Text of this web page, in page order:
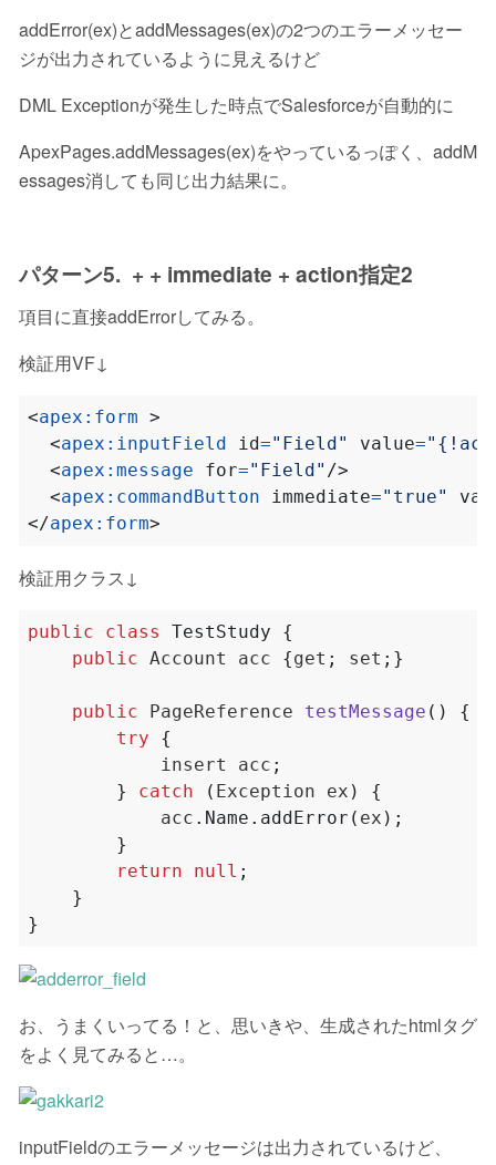
addError(ex)とaddMessages(ex)の2つのエラーメッセー
ジが出力されているように見えるけど
DML Exceptionが発生した時点でSalesforceが自動的に
ApexPages.addMessages(ex)をやっているっぽく、addM
essages消しても同じ出力結果に。
パターン5. + + immediate + action指定2
項目に直接addErrorしてみる。
検証用VF↓
<apex:form >
<apex:inputField id="Field" value=
<apex:message for="Field" />
<apex:commandButton immediate="true"
</apex:form>
検証用クラス↓
public class TestStudy
{
public Account acc {get ; set ;}
public PageReference testMessage ()
{
try
{
insert
acc ;
}
catch ( Exception ex )
{
acc . Name . addError ( ex );
}
return
null ;
}
}
お、うまくいってる！と、思いきや、生成されたhtmlタグ
をよく見てみると…。
inputFieldのエラーメッセージは出力されているけど、